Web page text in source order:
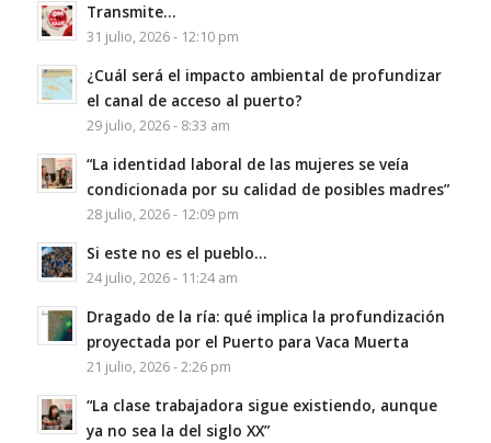
Transmite…
31 julio, 2026 - 12:10 pm
¿Cuál será el impacto ambiental de profundizar
el canal de acceso al puerto?
29 julio, 2026 - 8:33 am
“La identidad laboral de las mujeres se veía
condicionada por su calidad de posibles madres”
28 julio, 2026 - 12:09 pm
Si este no es el pueblo…
24 julio, 2026 - 11:24 am
Dragado de la ría: qué implica la profundización
proyectada por el Puerto para Vaca Muerta
21 julio, 2026 - 2:26 pm
“La clase trabajadora sigue existiendo, aunque
ya no sea la del siglo XX”